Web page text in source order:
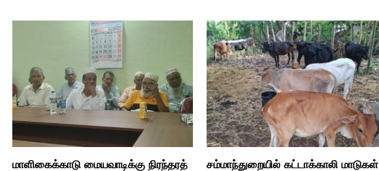
மாளிகைக்காடு மையவாடிக்கு நிரந்தரத்
சம்மாந்துறையில் கட்டாக்காலி மாடுகள்